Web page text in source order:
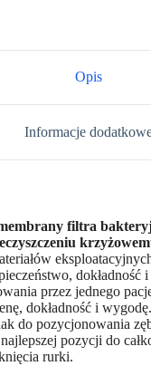
Opis
Informacje
filtra
dokładność
przez jednego
dokładność i
do pozycjonowania
pozycji do
rurki.